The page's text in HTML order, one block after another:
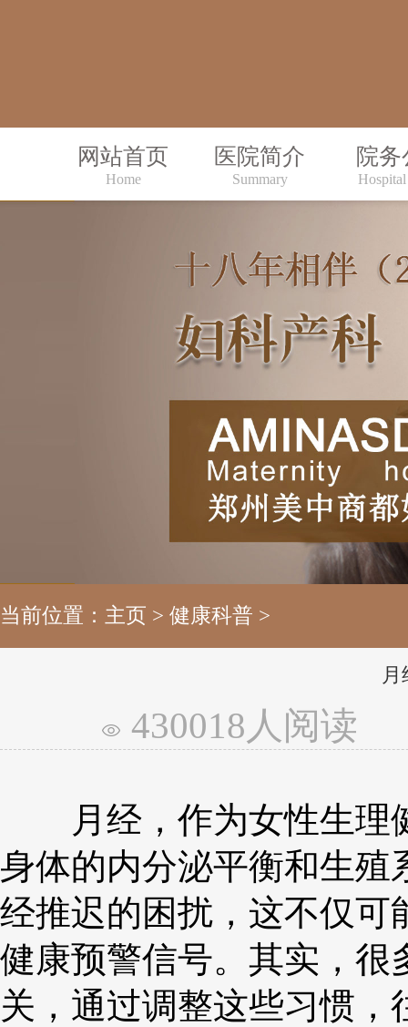
网站首页
Home
医院简介
Summary
院
当前位置： 主页 > 健康科普 >
430018人阅读
月经，作为女性生理
身体的内分泌平衡和生殖
经推迟的困扰，这不仅可
健康预警信号。其实，很
关，通过调整这些习惯